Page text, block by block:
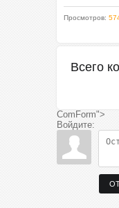
Просмотров:
Всего
ComForm">
Войдите: